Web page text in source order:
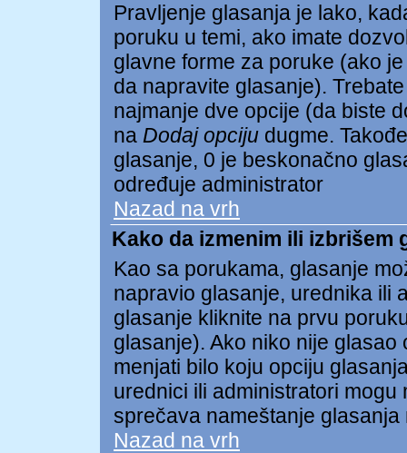
Pravljenje glasanja je lako,
poruku u temi, ako imate
glavne forme za poruke (ako
da napravite glasanje).
najmanje dve opcije (da biste
na Dodaj opciju dugme.
glasanje, 0 je beskonačno
određuje administrator
Nazad na vrh
Kako da izmenim ili izbrišem
Kao sa porukama, glasanje
napravio glasanje, urednika ili
glasanje kliknite na prvu
glasanje). Ako niko nije
menjati bilo koju opciju
urednici ili administratori
sprečava nameštanje
Nazad na vrh